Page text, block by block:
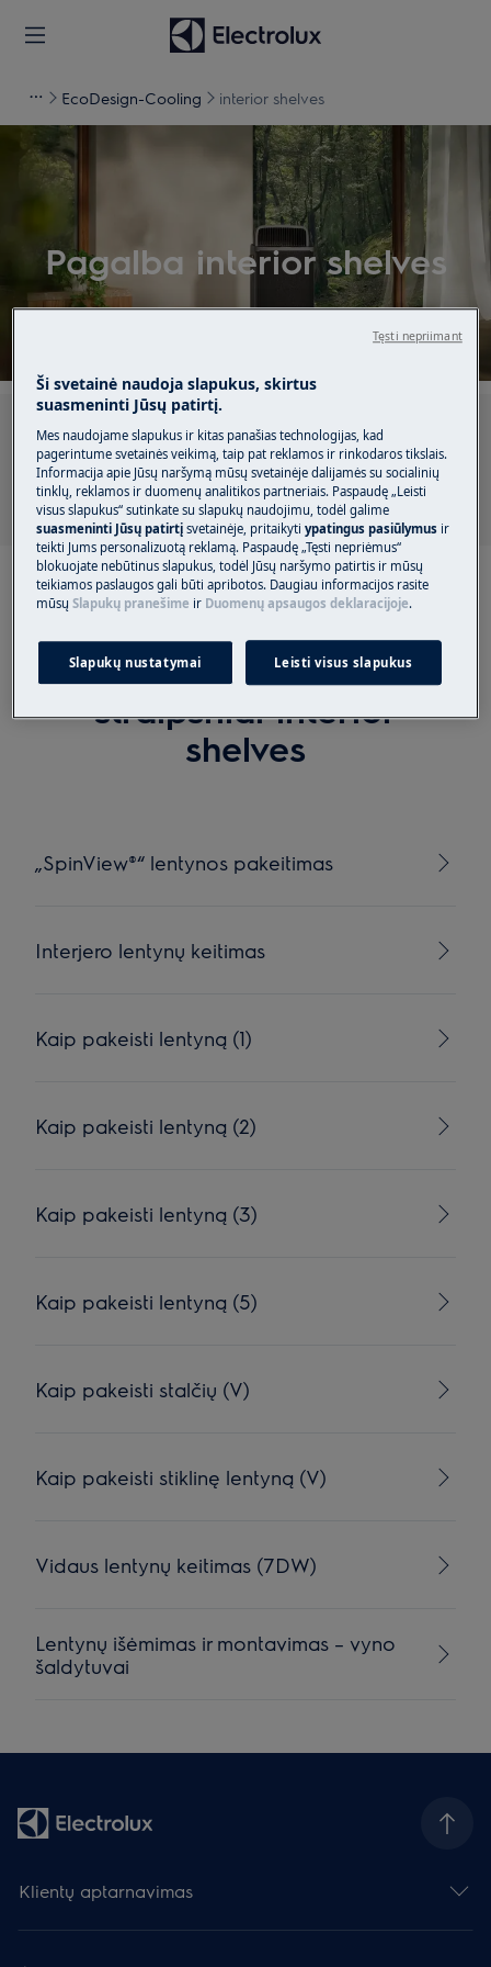
EcoDesign-Cooling interior shelves
Pagalba interior shelves
Ieškokite mūsų palaikymo straipsniuose
Rekomenduojami
straipsniai interior
shelves
„SpinView®“ lentynos pakeitimas
Interjero lentynų keitimas
Kaip pakeisti lentyną (1)
Kaip pakeisti lentyną (2)
Kaip pakeisti lentyną (3)
Kaip pakeisti lentyną (5)
Kaip pakeisti stalčių (V)
Kaip pakeisti stiklinę lentyną (V)
Vidaus lentynų keitimas (7DW)
Lentynų išėmimas ir montavimas – vyno
šaldytuvai
Klientų aptarnavimas
Ši svetainė naudoja slapukus, skirtus
suasmeninti Jūsų patirtį.
Mes naudojame slapukus ir kitas panašias technologijas, kad
pagerintume svetainės veikimą, taip pat reklamos ir rinkodaros tikslais.
Informacija apie Jūsų naršymą mūsų svetainėje dalijamės su socialinių
tinklų, reklamos ir duomenų analitikos partneriais. Paspaudę „Leisti
visus slapukus“ sutinkate su slapukų naudojimu, todėl galime
suasmeninti Jūsų patirtįsvetainėje, pritaikytiypatingus pasiūlymus ir
teikti Jums personalizuotą reklamą. Paspaudę „Tęsti nepriėmus“
blokuojate nebūtinus slapukus, todėl Jūsų naršymo patirtis ir mūsų
teikiamos paslaugos gali būti apribotos. Daugiau informacijos rasite
mūsųSlapukų pranešime ir Duomenų apsaugos deklaracijoje.
Slapukų nustatymai Leisti visus slapukus
Tęsti nepriimant